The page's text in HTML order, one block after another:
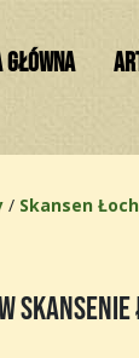
GŁÓWNA
/ Skansen
Skansenie